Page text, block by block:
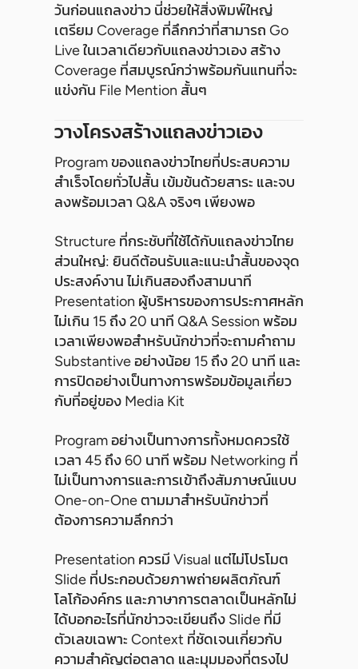
วันก่อนแถลงข่าว นี่ช่วยให้สิ่งพิมพ์ใหญ่
เตรียม Coverage ที่ลึกกว่าที่สามารถ Go
Live ในเวลาเดียวกับแถลงข่าวเอง สร้าง
Coverage ที่สมบูรณ์กว่าพร้อมกันแทนที่จะ
แข่งกัน File Mention สั้นๆ
วางโครงสร้างแถลงข่าวเอง
Program ของแถลงข่าวไทยที่ประสบความ
สำเร็จโดยทั่วไปสั้น เข้มข้นด้วยสาระ และจบ
ลงพร้อมเวลา Q&A จริงๆ เพียงพอ
Structure ที่กระชับที่ใช้ได้กับแถลงข่าวไทย
ส่วนใหญ่: ยินดีต้อนรับและแนะนำสั้นของจุด
ประสงค์งาน ไม่เกินสองถึงสามนาที
Presentation ผู้บริหารของการประกาศหลัก
ไม่เกิน 15 ถึง 20 นาที Q&A Session พร้อม
เวลาเพียงพอสำหรับนักข่าวที่จะถามคำถาม
Substantive อย่างน้อย 15 ถึง 20 นาที และ
การปิดอย่างเป็นทางการพร้อมข้อมูลเกี่ยว
กับที่อยู่ของ Media Kit
Program อย่างเป็นทางการทั้งหมดควรใช้
เวลา 45 ถึง 60 นาที พร้อม Networking ที่
ไม่เป็นทางการและการเข้าถึงสัมภาษณ์แบบ
One-on-One ตามมาสำหรับนักข่าวที่
ต้องการความลึกกว่า
Presentation ควรมี Visual แต่ไม่โปรโมต
Slide ที่ประกอบด้วยภาพถ่ายผลิตภัณฑ์
โลโก้องค์กร และภาษาการตลาดเป็นหลักไม่
ได้บอกอะไรที่นักข่าวจะเขียนถึง Slide ที่มี
ตัวเลขเฉพาะ Context ที่ชัดเจนเกี่ยวกับ
ความสำคัญต่อตลาด และมุมมองที่ตรงไป